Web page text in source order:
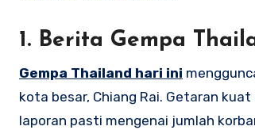
1. Berita Gempa
Gempa Thailand hari ini
kota besar, Chiang Rai. Getaran
laporan pasti mengenai jumlah